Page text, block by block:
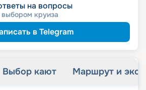
на вопросы
круиза
в Telegram
Выбор кают Маршрут и